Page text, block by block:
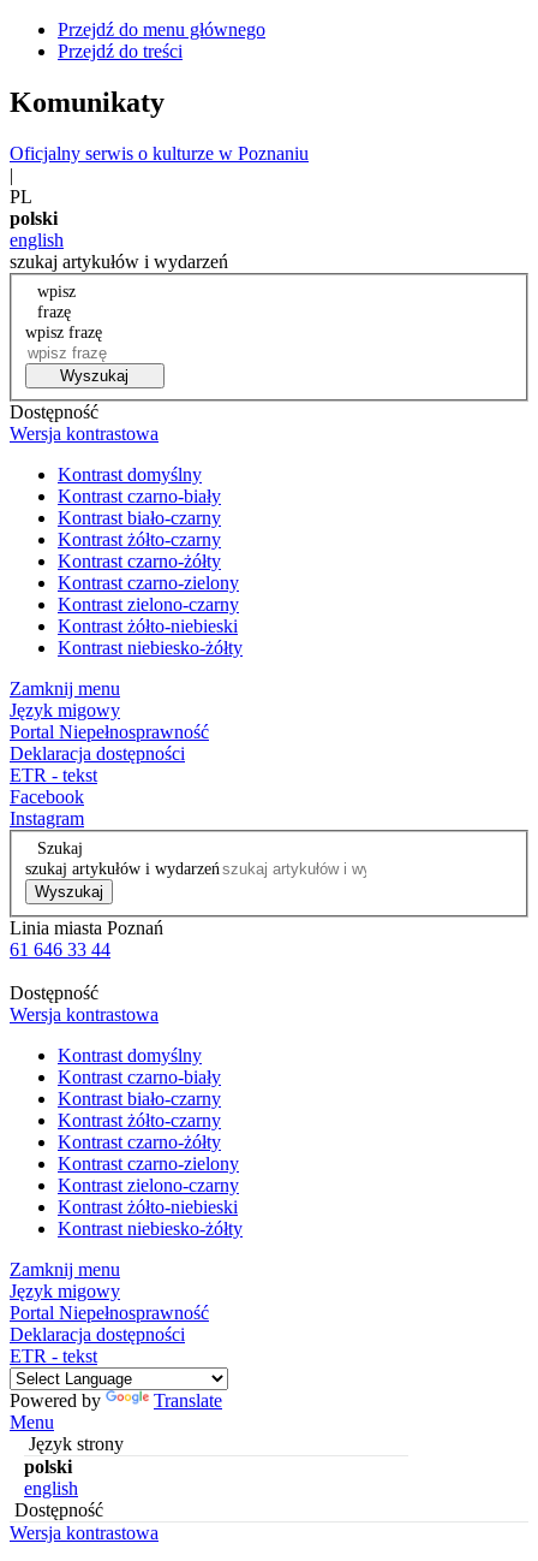
Przejdź do menu głównego
Przejdź do treści
Komunikaty
Oficjalny serwis o kulturze w Poznaniu
|
PL
polski
english
szukaj artykułów i wydarzeń
wpisz
frazę
wpisz frazę
Wyszukaj
Dostępność
Wersja kontrastowa
Kontrast domyślny
Kontrast czarno-biały
Kontrast biało-czarny
Kontrast żółto-czarny
Kontrast czarno-żółty
Kontrast czarno-zielony
Kontrast zielono-czarny
Kontrast żółto-niebieski
Kontrast niebiesko-żółty
Zamknij menu
Język migowy
Portal Niepełnosprawność
Deklaracja dostępności
ETR - tekst
Facebook
Instagram
Szukaj
szukaj artykułów i wydarzeń
Wyszukaj
Linia miasta Poznań
61 646 33 44
Dostępność
Wersja kontrastowa
Kontrast domyślny
Kontrast czarno-biały
Kontrast biało-czarny
Kontrast żółto-czarny
Kontrast czarno-żółty
Kontrast czarno-zielony
Kontrast zielono-czarny
Kontrast żółto-niebieski
Kontrast niebiesko-żółty
Zamknij menu
Język migowy
Portal Niepełnosprawność
Deklaracja dostępności
ETR - tekst
Powered by
Translate
Menu
Język strony
polski
english
Dostępność
Wersja kontrastowa